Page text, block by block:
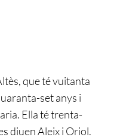
que té vuitanta
set anys i
Ella té trenta-
diuen Aleix i Oriol.